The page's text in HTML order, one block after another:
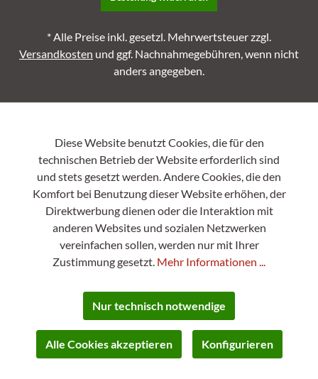
* Alle Preise inkl. gesetzl. Mehrwertsteuer zzgl.
Versandkosten und ggf. Nachnahmegebühren, wenn nicht
anders angegeben.
Diese Website benutzt Cookies, die für den
technischen Betrieb der Website erforderlich sind
und stets gesetzt werden. Andere Cookies, die den
Komfort bei Benutzung dieser Website erhöhen, der
Direktwerbung dienen oder die Interaktion mit
anderen Websites und sozialen Netzwerken
vereinfachen sollen, werden nur mit Ihrer
Zustimmung gesetzt. Mehr Informationen ...
Nur technisch notwendige
Alle Cookies akzeptieren Konfigurieren